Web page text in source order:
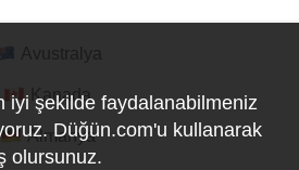
Kanada
Almanya
iyi şekilde faydalanabilmeniz
Düğün.com'u kullanarak
olursunuz.